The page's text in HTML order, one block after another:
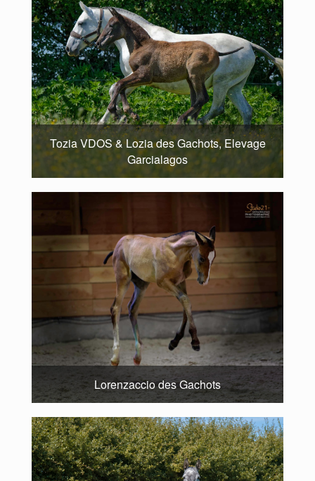
Tozia VDOS & Lozia des Gachots, Elevage
Garcialagos
Lorenzaccio des Gachots